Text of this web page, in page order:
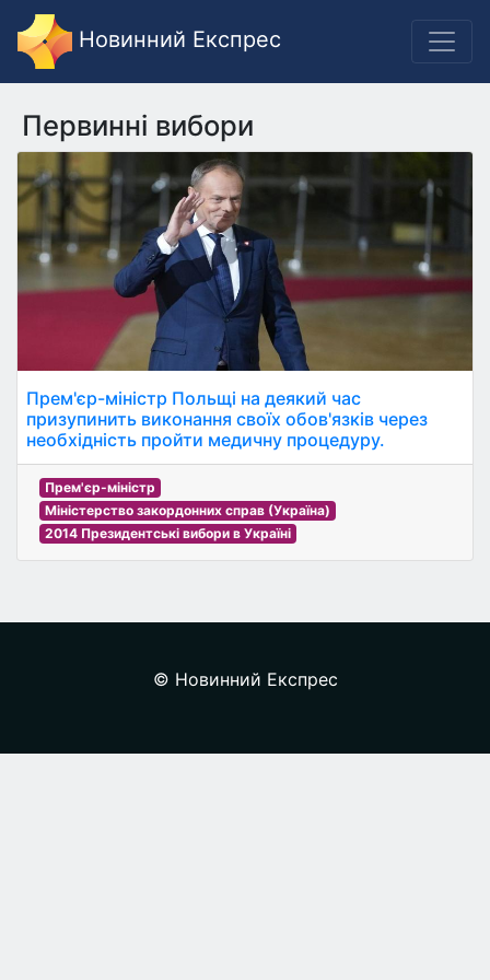
Новинний Експрес
Первинні вибори
Прем'єр-міністр Польщі на деякий час
призупинить виконання своїх обов'язків через
необхідність пройти медичну процедуру.
Прем'єр-міністр
Міністерство закордонних справ (Україна)
2014 Президентські вибори в Україні
© Новинний Експрес